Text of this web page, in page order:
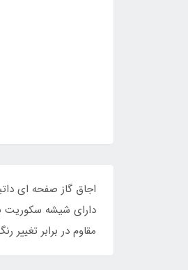
مقاوم در برابر